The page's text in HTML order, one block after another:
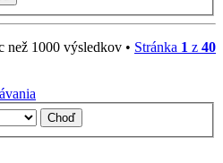
než 1000 výsledkov • Stránka 1 z 40